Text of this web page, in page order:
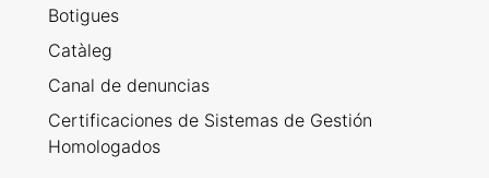
Botigues
Catàleg
Canal de denuncias
Certificaciones de Sistemas de Gestión
Homologados